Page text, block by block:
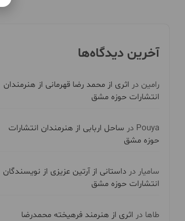
آخرین دیدگاه‌ها
رامین در اثری از محمد رضا قهرمانی از هنرمندان
انتشارات حوزه مشق
Pouya در ساحل اربابی از هنرمندان انتشارات
حوزه مشق
سامیار در داستانی از آرتین عزیزی از نویسندگان
انتشارات حوزه مشق
طاها در اثری از هنرمند فرهیخته محمدرضا